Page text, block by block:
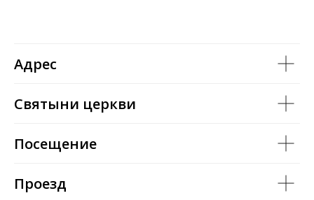
Адрес
Святыни церкви
Посещение
Проезд